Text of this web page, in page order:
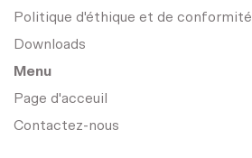
Politique d'éthique et de conformité
Downloads
Menu
Page d'acceuil
Contactez-nous